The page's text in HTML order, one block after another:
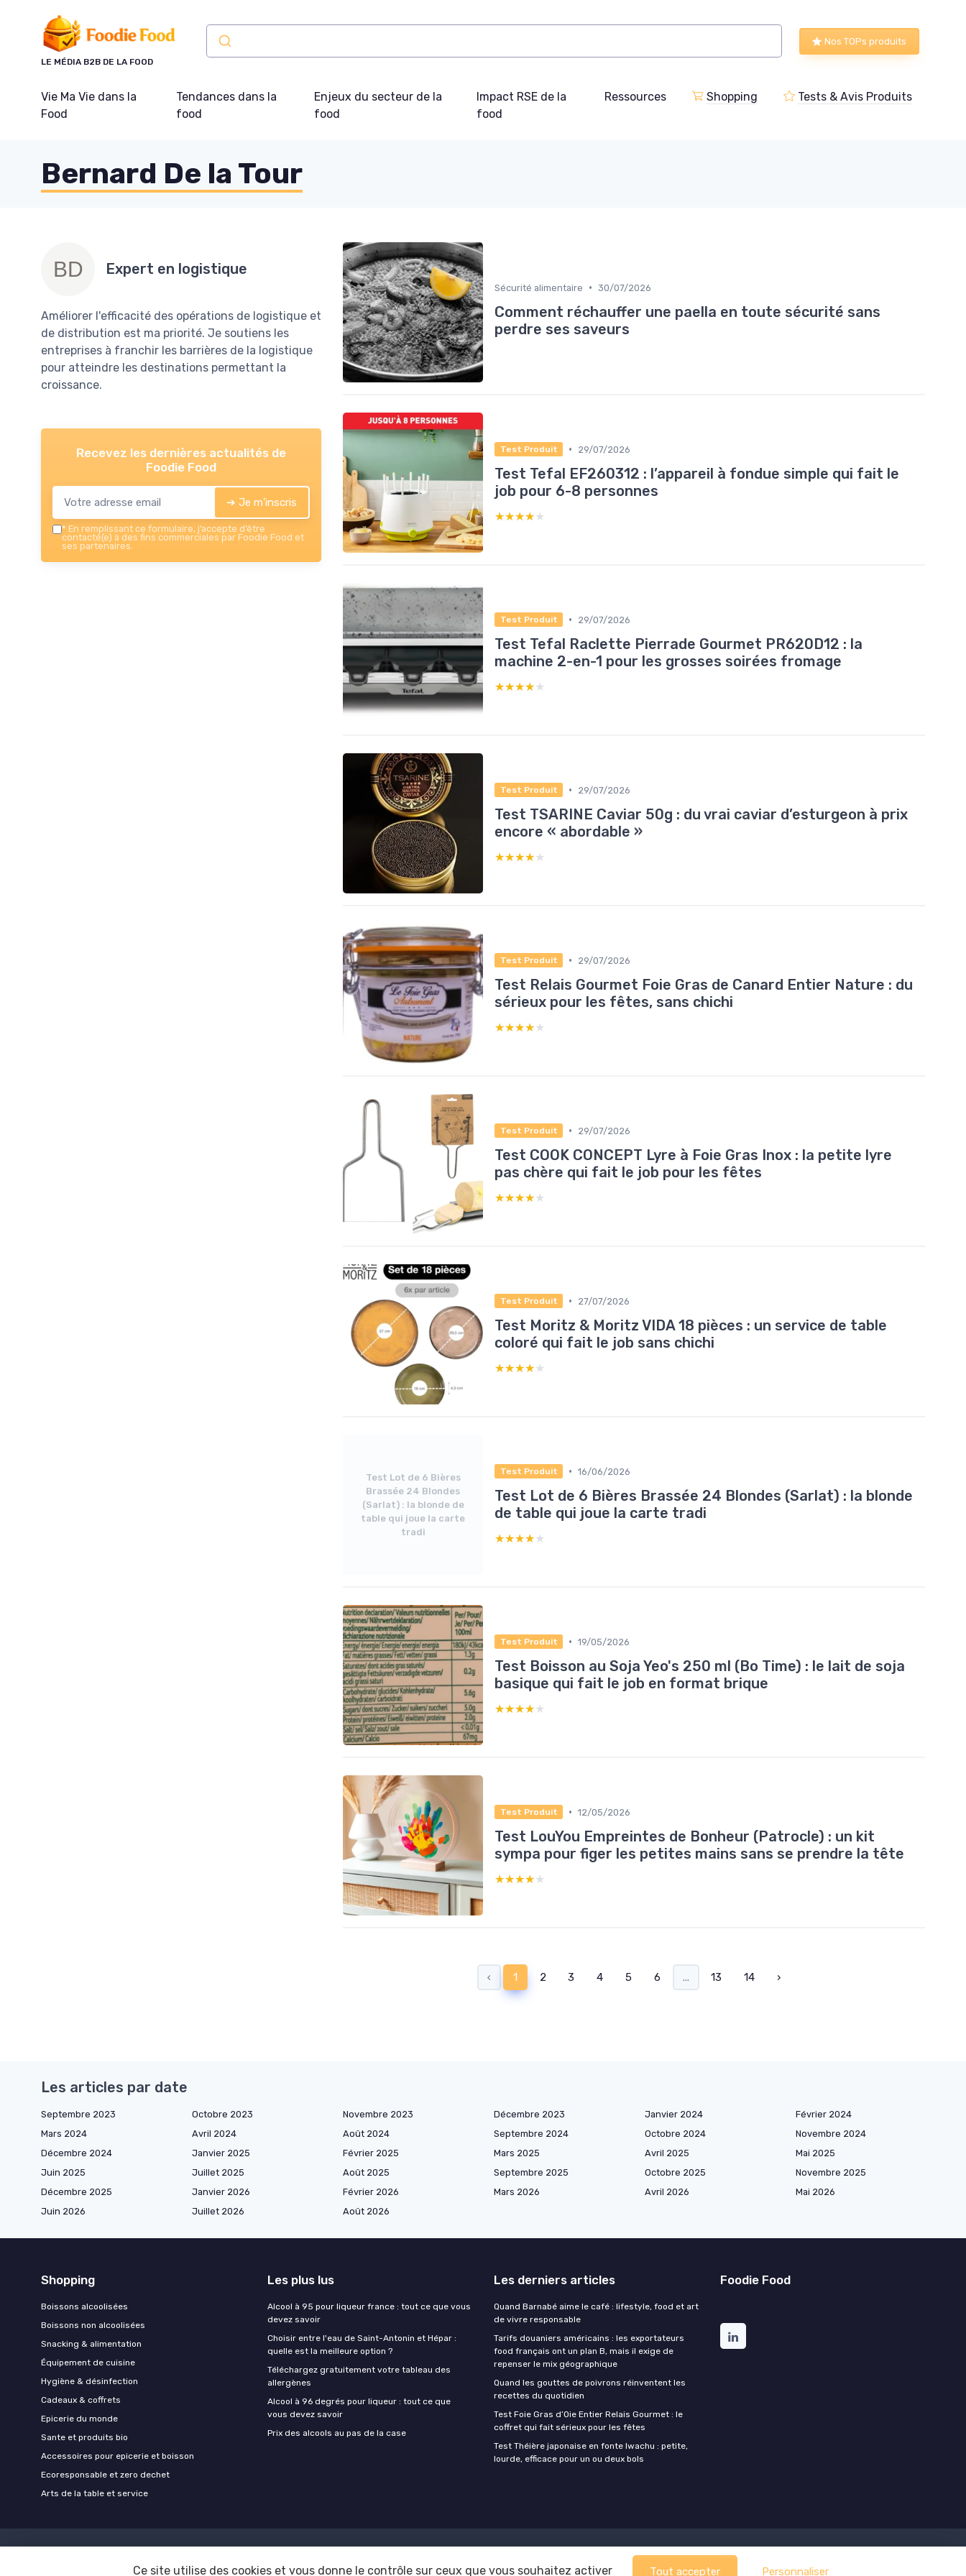
LE MÉDIA B2B DE LA FOOD
Nos TOPs produits
Vie Ma Vie dans la
Food
Tendances dans la
food
Enjeux du secteur de la
food
Impact RSE de la
food
Ressources Shopping Tests & Avis Produits
Bernard De la Tour
Expert en logistique
Améliorer l'efficacité des opérations de logistique et
de distribution est ma priorité. Je soutiens les
entreprises à franchir les barrières de la logistique
pour atteindre les destinations permettant la
croissance.
Recevez les dernières actualités de
Foodie Food
➔ Je m'inscris
* En remplissant ce formulaire, j’accepte d’être
contacté(e) à des fins commerciales par Foodie Food et
ses partenaires.
Sécurité alimentaire • 30/07/2026
Comment réchauffer une paella en toute sécurité sans
perdre ses saveurs
Test Produit • 29/07/2026
Test Tefal EF260312 : l’appareil à fondue simple qui fait le
job pour 6-8 personnes
★★★★★
★★★★★
Test Produit • 29/07/2026
Test Tefal Raclette Pierrade Gourmet PR620D12 : la
machine 2-en-1 pour les grosses soirées fromage
★★★★★
★★★★★
Test Produit • 29/07/2026
Test TSARINE Caviar 50g : du vrai caviar d’esturgeon à prix
encore « abordable »
★★★★★
★★★★★
Test Produit • 29/07/2026
Test Relais Gourmet Foie Gras de Canard Entier Nature : du
sérieux pour les fêtes, sans chichi
★★★★★
★★★★★
Test Produit • 29/07/2026
Test COOK CONCEPT Lyre à Foie Gras Inox : la petite lyre
pas chère qui fait le job pour les fêtes
★★★★★
★★★★★
Test Produit • 27/07/2026
Test Moritz & Moritz VIDA 18 pièces : un service de table
coloré qui fait le job sans chichi
★★★★★
★★★★★
Test Lot de 6 Bières
Brassée 24 Blondes
(Sarlat) : la blonde de
table qui joue la carte
tradi
Test Produit • 16/06/2026
Test Lot de 6 Bières Brassée 24 Blondes (Sarlat) : la blonde
de table qui joue la carte tradi
★★★★★
★★★★★
Test Produit • 19/05/2026
Test Boisson au Soja Yeo's 250 ml (Bo Time) : le lait de soja
basique qui fait le job en format brique
★★★★★
★★★★★
Test Produit • 12/05/2026
Test LouYou Empreintes de Bonheur (Patrocle) : un kit
sympa pour figer les petites mains sans se prendre la tête
★★★★★
★★★★★
‹ 1 2 3 4 5 6 ... 13 14 ›
Les articles par date
Septembre 2023 Octobre 2023 Novembre 2023 Décembre 2023 Janvier 2024
Février 2024
Mars 2024
Avril 2024 Août 2024 Septembre 2024 Octobre 2024
Novembre 2024
Décembre 2024
Janvier 2025 Février 2025 Mars 2025 Avril 2025
Mai 2025
Juin 2025
Juillet 2025 Août 2025 Septembre 2025 Octobre 2025
Novembre 2025
Décembre 2025
Janvier 2026 Février 2026 Mars 2026 Avril 2026
Mai 2026
Juin 2026
Juillet 2026 Août 2026
Shopping
Boissons alcoolisées
Boissons non alcoolisées
Snacking & alimentation
Équipement de cuisine
Hygiène & désinfection
Cadeaux & coffrets
Epicerie du monde
Sante et produits bio
Accessoires pour epicerie et boisson
Ecoresponsable et zero dechet
Arts de la table et service
Les plus lus
Alcool à 95 pour liqueur france : tout ce que vous
devez savoir
Choisir entre l'eau de Saint-Antonin et Hépar :
quelle est la meilleure option ?
Téléchargez gratuitement votre tableau des
allergènes
Alcool à 96 degrés pour liqueur : tout ce que
vous devez savoir
Prix des alcools au pas de la case
Les derniers articles
Quand Barnabé aime le café : lifestyle, food et art
de vivre responsable
Tarifs douaniers américains : les exportateurs
food français ont un plan B, mais il exige de
repenser le mix géographique
Quand les gouttes de poivrons réinventent les
recettes du quotidien
Test Foie Gras d’Oie Entier Relais Gourmet : le
coffret qui fait sérieux pour les fêtes
Test Théière japonaise en fonte Iwachu : petite,
lourde, efficace pour un ou deux bols
Foodie Food
© Foodie Food 2026
Ce site utilise des cookies et vous donne le contrôle sur ceux que vous souhaitez activer Tout accepter Personnaliser